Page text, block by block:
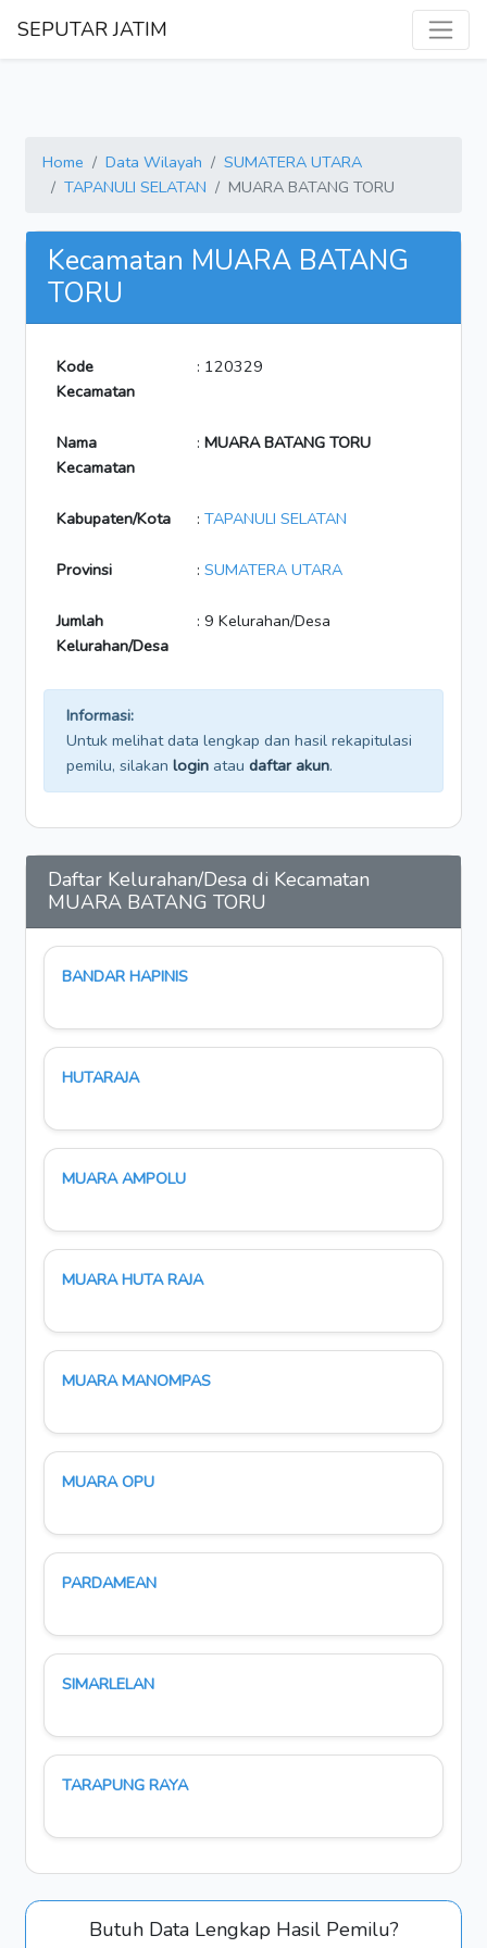
SEPUTAR JATIM
Home Data Wilayah
SUMATERA UTARA
TAPANULI SELATAN
MUARA BATANG TORU
Kecamatan MUARA BATANG
TORU
Kode
Kecamatan
: 120329
Nama
Kecamatan
: MUARA BATANG TORU
Kabupaten/Kota : TAPANULI SELATAN
Provinsi : SUMATERA UTARA
Jumlah
Kelurahan/Desa
: 9 Kelurahan/Desa
Informasi:
Untuk melihat data lengkap dan hasil rekapitulasi
pemilu, silakan login atau daftar akun.
Daftar Kelurahan/Desa di Kecamatan
MUARA BATANG TORU
BANDAR HAPINIS
HUTARAJA
MUARA AMPOLU
MUARA HUTA RAJA
MUARA MANOMPAS
MUARA OPU
PARDAMEAN
SIMARLELAN
TARAPUNG RAYA
Butuh Data Lengkap Hasil Pemilu?